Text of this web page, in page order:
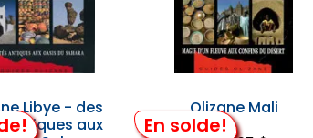
Libye - des
Antiques aux
En solde!
Olizane Mali